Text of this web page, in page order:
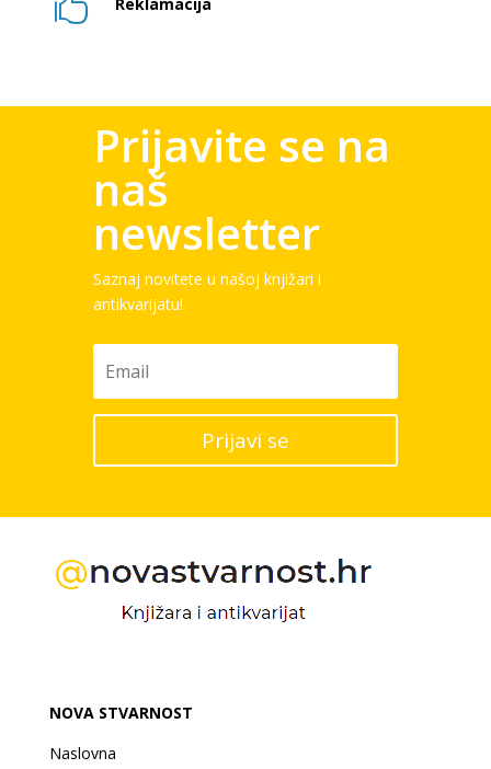
 Reklamacija
Prijavite se na
naš
newsletter
Saznaj novitete u našoj knjižari i
antikvarijatu!
Prijavi se
NOVA STVARNOST
Naslovna